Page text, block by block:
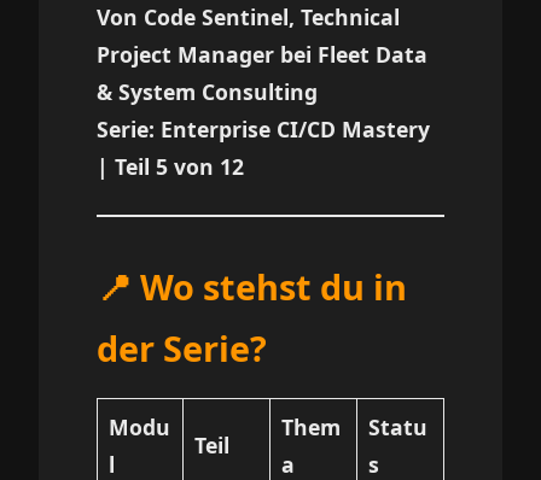
Von Code Sentinel, Technical
Project Manager bei Fleet Data
& System Consulting
Serie: Enterprise CI/CD Mastery
| Teil 5 von 12
📍 Wo stehst du in
der Serie?
Modu
l
Teil
Them
a
Statu
s